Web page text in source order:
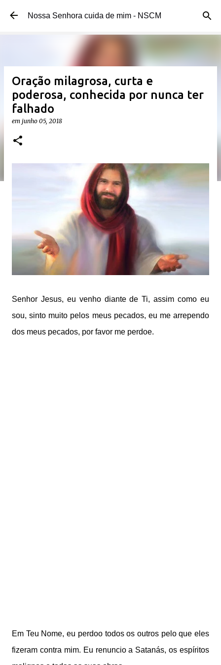
Pular para o conteúdo principal
Nossa Senhora cuida de mim - NSCM
Oração milagrosa, curta e
poderosa, conhecida por nunca ter
falhado
em junho 05, 2018
Senhor Jesus, eu venho diante de Ti, assim como eu
sou, sinto muito pelos meus pecados, eu me arrependo
dos meus pecados, por favor me perdoe.
Em Teu Nome, eu perdoo todos os outros pelo que eles
fizeram contra mim. Eu renuncio a Satanás, os espíritos